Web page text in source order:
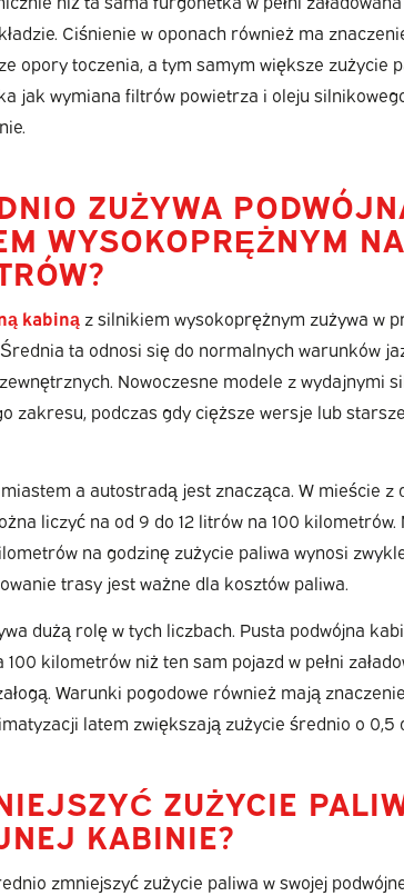
Ciśnienie w oponach również ma
opory toczenia, a tym samym większe zużycie
jak wymiana filtrów powietrza i oleju
ZUŻYWA
WYSOKOPRĘŻNYM
kabiną z silnikiem wysokoprężnym zużywa w
ta odnosi się do normalnych warunków
Nowoczesne modele z wydajnymi
zakresu, podczas gdy cięższe wersje lub
a autostradą jest znacząca. W mieście z
liczyć na od 9 do 12 litrów na 100
na godzinę zużycie paliwa wynosi
trasy jest ważne dla kosztów paliwa.
dużą rolę w tych liczbach. Pusta podwójna
kilometrów niż ten sam pojazd w pełni
Warunki pogodowe również mają
latem zwiększają zużycie średnio o 0,5
ZUŻYCIE
KABINIE?
zmniejszyć zużycie paliwa w swojej